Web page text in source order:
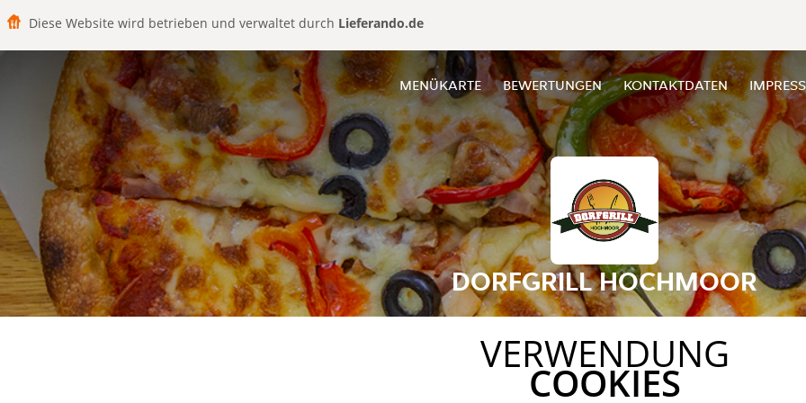
Diese Website wird betrieben und verwaltet durch Lieferando.de
MENÜKARTE BEWERTUNGEN KONTAKTDATEN
DORFGRILL HOCHMOOR
VERWENDUNG
COOKIES